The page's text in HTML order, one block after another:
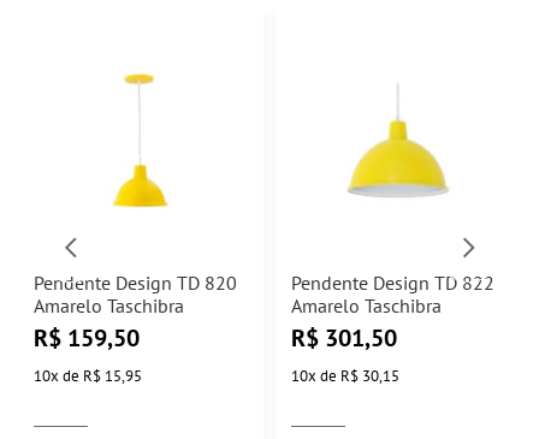
Pendente Design TD 820
Amarelo Taschibra
R$ 159,50
10x de R$ 15,95
Pendente Design TD 822
Amarelo Taschibra
R$ 301,50
10x de R$ 30,15